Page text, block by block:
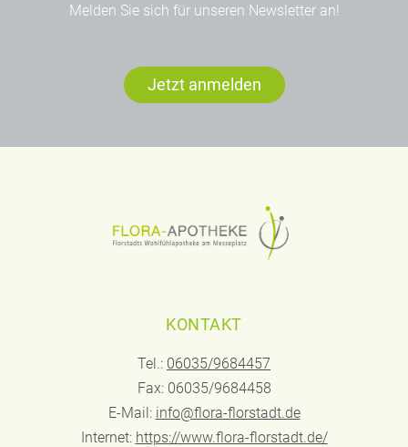
Melden Sie sich für unseren Newsletter an!
Jetzt anmelden
KONTAKT
Tel.: 06035/9684457
Fax: 06035/9684458
E-Mail: info@flora-florstadt.de
Internet: https://www.flora-florstadt.de/